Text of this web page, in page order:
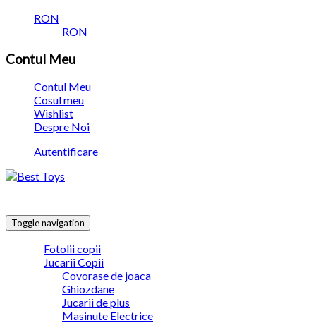
RON
RON
Contul Meu
Contul Meu
Cosul meu
Wishlist
Despre Noi
Autentificare
Toggle navigation
Fotolii copii
Jucarii Copii
Covorase de joaca
Ghiozdane
Jucarii de plus
Masinute Electrice